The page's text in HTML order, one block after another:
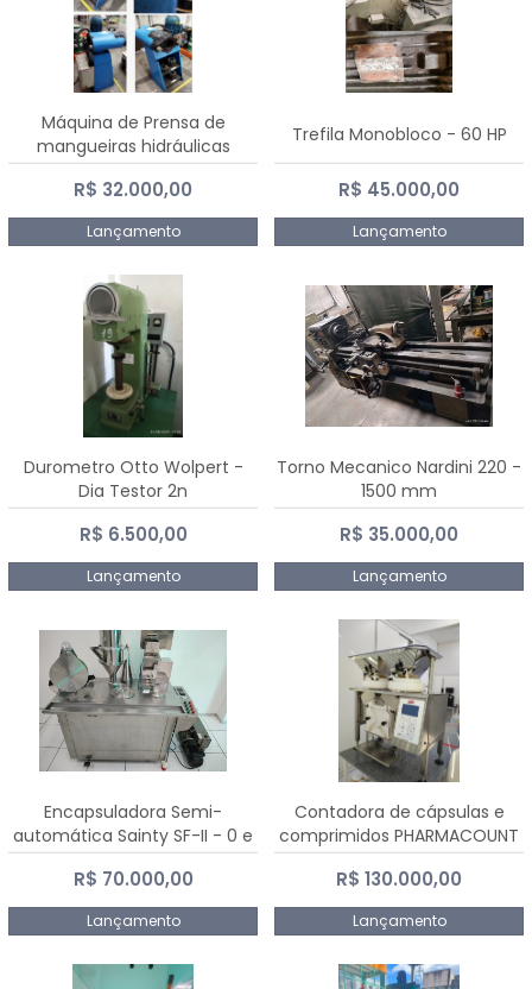
Máquina de Prensa de
mangueiras hidráulicas
PE50TF - 2017
R$ 32.000,00
Lançamento
Trefila Monobloco - 60 HP
R$ 45.000,00
Lançamento
Durometro Otto Wolpert -
Dia Testor 2n
R$ 6.500,00
Lançamento
Torno Mecanico Nardini 220 -
1500 mm
R$ 35.000,00
Lançamento
Encapsuladora Semi-
automática Sainty SF-II - 0 e
00
R$ 70.000,00
Lançamento
Contadora de cápsulas e
comprimidos PHARMACOUNT
- 2-2R3
R$ 130.000,00
Lançamento